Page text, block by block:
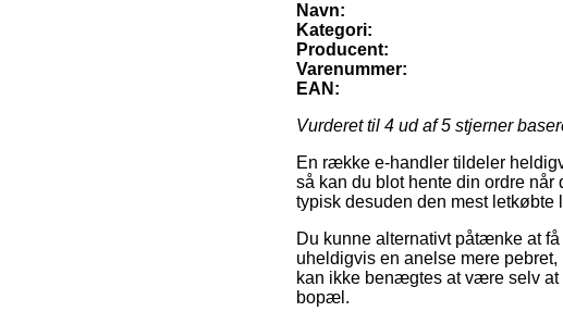
Navn:
Kategori:
Producent:
Varenummer:
EAN:
Vurderet til 4 ud af 5 stjerner
En række e-handler tildeler
så kan du blot hente din ordre
typisk desuden den mest letkøbte
Du kunne alternativt påtænke at
uheldigvis en anelse mere
kan ikke benægtes at være selv
bopæl.